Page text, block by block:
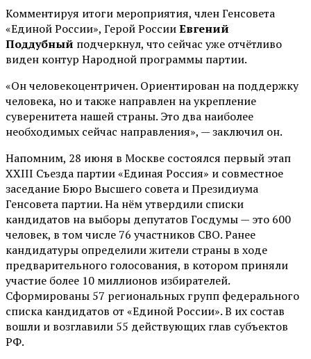
Комментируя итоги мероприятия, член Генсовета
«Единой России», Герой РоссииЕвгений
Поддубный подчеркнул, что сейчас уже отчётливо
виден контур Народной программы партии.
«Он человекоцентричен. Ориентирован на поддержку
человека, но и также направлен на укрепление
суверенитета нашей страны. Это два наиболее
необходимых сейчас направления», — заключил он.
Напомним, 28 июня в Москве состоялся первый этап
XXIII Съезда партии «Единая Россия» и совместное
заседание Бюро Высшего совета и Президиума
Генсовета партии. На нём утвердили списки
кандидатов на выборы депутатов Госдумы — это 600
человек, в том числе 76 участников СВО. Ранее
кандидатуры определили жители страны в ходе
предварительного голосования, в котором приняли
участие более 10 миллионов избирателей.
Сформированы 57 региональных групп федерального
списка кандидатов от «Единой России». В их состав
вошли и возглавили 55 действующих глав субъектов
РФ.